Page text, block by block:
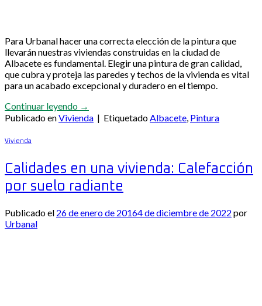
Para Urbanal hacer una correcta elección de la pintura que
llevarán nuestras viviendas construidas en la ciudad de
Albacete es fundamental. Elegir una pintura de gran calidad,
que cubra y proteja las paredes y techos de la vivienda es vital
para un acabado excepcional y duradero en el tiempo.
Continuar leyendo →
Publicado enVivienda | EtiquetadoAlbacete, Pintura
Vivienda
Calidades en una vivienda: Calefacción
por suelo radiante
Publicado el 26 de enero de 20164 de diciembre de 2022 por
Urbanal